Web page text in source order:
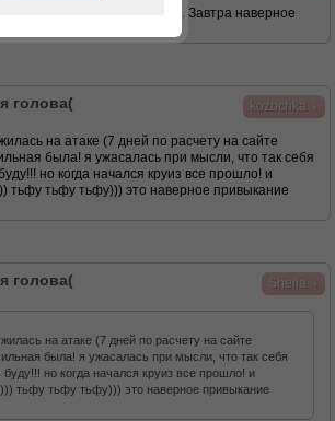
больше не хочу такого. Завтра наверное
витамины
kozochka
голова(
на атаке (7 дней по расчету на сайте
была! я ужасалась при мысли, что так себя
но когда начался круиз все прошло! и
тьфу тьфу тьфу))) это наверное привыкание
Sheila
голова(
на атаке (7 дней по расчету на сайте
была! я ужасалась при мысли, что так себя
буду!!! но когда начался круиз все прошло! и
тьфу тьфу тьфу))) это наверное привыкание